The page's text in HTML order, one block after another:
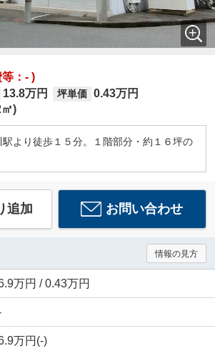
：- )
13.8万円 坪単価 0.43万円
)
駅より徒歩１５分。１階部分・約１６坪の
追加 お問い合わせ
情報の見方
万円 / 0.43万円
万円(-)